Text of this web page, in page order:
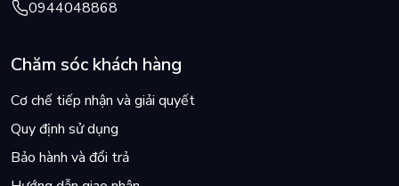
0944048868
Chăm sóc khách hàng
Cơ chế tiếp nhận và giải quyết
Quy định sử dụng
Bảo hành và đổi trả